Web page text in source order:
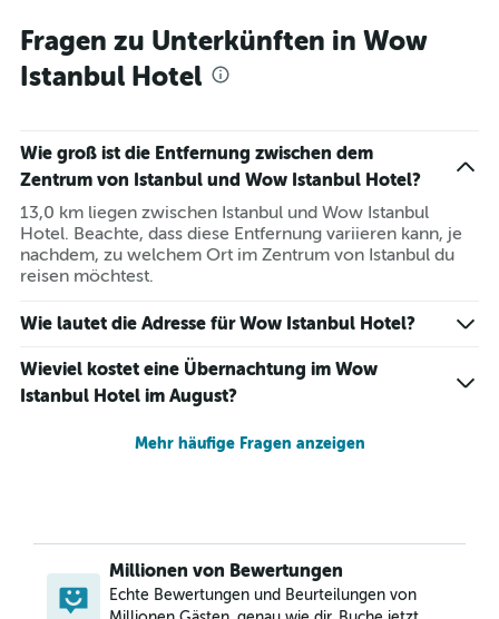
Fragen zu Unterkünften in Wow
Istanbul Hotel
Wie groß ist die Entfernung zwischen dem
Zentrum von Istanbul und Wow Istanbul Hotel?
13,0 km liegen zwischen Istanbul und Wow Istanbul
Hotel. Beachte, dass diese Entfernung variieren kann, je
nachdem, zu welchem Ort im Zentrum von Istanbul du
reisen möchtest.
Wie lautet die Adresse für Wow Istanbul Hotel?
Wieviel kostet eine Übernachtung im Wow
Istanbul Hotel im August?
Mehr häufige Fragen anzeigen
Millionen von Bewertungen
Echte Bewertungen und Beurteilungen von